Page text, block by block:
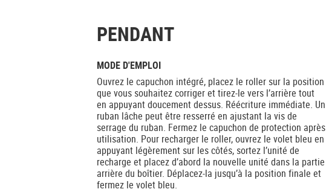
PENDANT
MODE D'EMPLOI
Ouvrez le capuchon intégré, placez le roller sur la position
que vous souhaitez corriger et tirez-le vers l’arrière tout
en appuyant doucement dessus. Réécriture immédiate. Un
ruban lâche peut être resserré en ajustant la vis de
serrage du ruban. Fermez le capuchon de protection après
utilisation. Pour recharger le roller, ouvrez le volet bleu en
appuyant légèrement sur les côtés, sortez l’unité de
recharge et placez d’abord la nouvelle unité dans la partie
arrière du boîtier. Déplacez-la jusqu’à la position finale et
fermez le volet bleu.